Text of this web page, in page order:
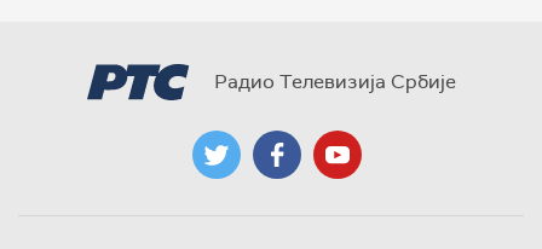
Радио Телевизија Србије